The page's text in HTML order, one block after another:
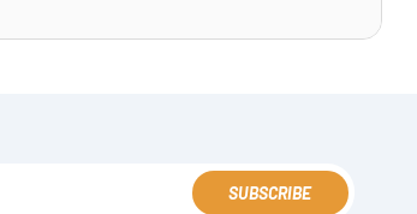
SUBSCRIBE